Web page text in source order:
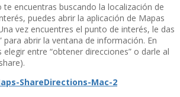
encuentras buscando la localización de
puedes abrir la aplicación de Mapas
vez encuentres el punto de interés, le das
para abrir la ventana de información. En
entre “obtener direcciones” o darle al